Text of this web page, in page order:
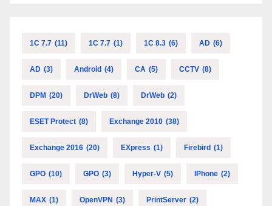
1C 7.7 (11) 1C 7.7 (1) 1C 8.3 (6) AD (6)
AD (3) Android (4) CA (5) CCTV (8)
DPM (20) DrWeb (8) DrWeb (2)
ESET Protect (8) Exchange 2010 (38)
Exchange 2016 (20) EXpress (1) Firebird (1)
GPO (10) GPO (3) Hyper-V (5) IPhone (2)
MAX (1) OpenVPN (3) PrintServer (2)